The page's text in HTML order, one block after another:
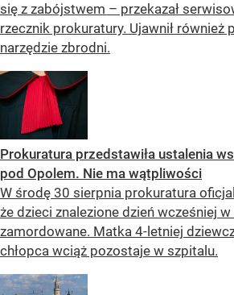
się z zabójstwem – przekazał
rzecznik prokuratury. Ujawnił również
narzędzie zbrodni.
Prokuratura przedstawiła ustalenia
pod Opolem. Nie ma wątpliwości
W środę 30 sierpnia prokuratura
że dzieci znalezione dzień wcześniej w
zamordowane. Matka 4-letniej
chłopca wciąż pozostaje w szpitalu.